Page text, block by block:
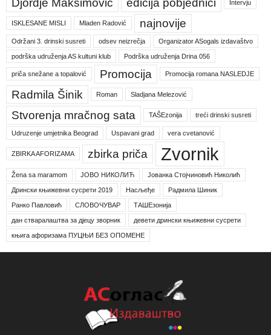
Intervju
ISKLESANE MISLI Mladen Radović najnovije
Održani 3. drinski susreti odsev neizrečja Organizator ASogals izdavaštvo
podrška udruženja AS kultuni klub Podrška udruženja Drina 056
priča snežane a topalović Promocija Promocija romana NASLEDJE
Radmila Šinik Roman Sladjana Melezović
Stvorenja mračnog sata TAŠEzonija treći drinski susreti
Udruzenje umjetnika Beograd Uspavani grad vera cvetanović
ZBIRKA AFORIZAMA zbirka priča Zvornik
Žena sa maramom ЈОВО НИКОЛИЋ Јованка Стојчиновић Николић
Дрински књижевни сусрети 2019 Насљеђе Радмила Шиник
Ранко Павловић СЛОВОЧУВАР ТАШЕзонија
дан стваралаштва за дјецу зворник девети дрински књижевни сусрети
књига афоризама ПУЦЊИ БЕЗ ОПОМЕНЕ